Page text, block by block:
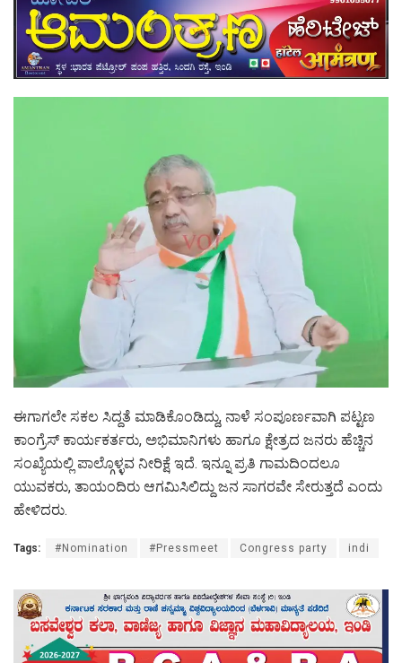
ಈಗಾಗಲೇ ಸಕಲ ಸಿದ್ದತೆ ಮಾಡಿಕೊಂಡಿದ್ದು, ನಾಳೆ ಸಂಪೂರ್ಣವಾಗಿ ಪಟ್ಟಣ
ಕಾಂಗ್ರೆಸ್ ಕಾರ್ಯಕರ್ತರು, ಅಭಿಮಾನಿಗಳು ಹಾಗೂ ಕ್ಷೇತ್ರದ ಜನರು ಹೆಚ್ಚಿನ
ಸಂಖ್ಯೆಯಲ್ಲಿ ಪಾಲ್ಗೊಳ್ಳವ ನೀರಿಕ್ಷೆ ಇದೆ. ಇನ್ನೂ ಪ್ರತಿ ಗಾಮದಿಂದಲೂ
ಯುವಕರು, ತಾಯಂದಿರು ಆಗಮಿಸಿಲಿದ್ದು ಜನ ಸಾಗರವೇ ಸೇರುತ್ತದೆ ಎಂದು
ಹೇಳಿದರು.
Tags: #Nomination #Pressmeet Congress party indi